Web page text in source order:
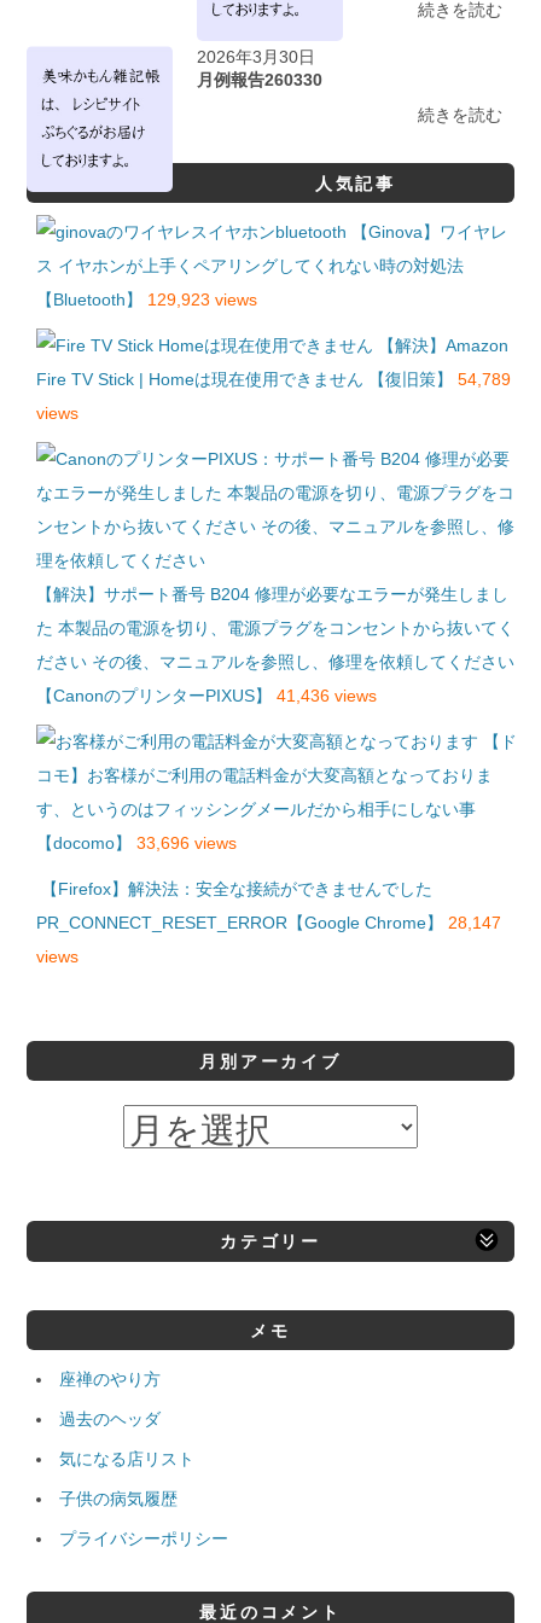
続きを読む
2026年3月30日
月例報告260330
続きを読む
人気記事
【Ginova】ワイヤレ
ス イヤホンが上手くペアリングしてくれない時の対処法
【Bluetooth】
129,923 views
【解決】Amazon
Fire TV Stick | Homeは現在使用できません 【復旧策】
54,789
views
【解決】サポート番号 B204 修理が必要なエラーが発生しまし
た 本製品の電源を切り、電源プラグをコンセントから抜いてく
ださい その後、マニュアルを参照し、修理を依頼してください
【CanonのプリンターPIXUS】
41,436 views
【ド
コモ】お客様がご利用の電話料金が大変高額となっておりま
す、というのはフィッシングメールだから相手にしない事
【docomo】
33,696 views
【Firefox】解決法：安全な接続ができませんでした
PR_CONNECT_RESET_ERROR【Google Chrome】
28,147
views
月別アーカイブ
カテゴリー
メモ
座禅のやり方
過去のヘッダ
気になる店リスト
子供の病気履歴
プライバシーポリシー
最近のコメント